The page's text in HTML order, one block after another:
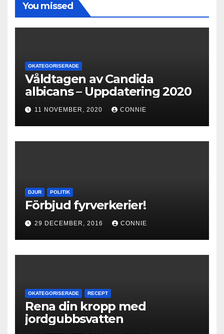
You missed
OKATEGORISERADE
Våldtagen av Candida
albicans – Uppdatering 2020
11 NOVEMBER, 2020 CONNIE
DJUR POLITIK
Förbjud fyrverkerier!
29 DECEMBER, 2016 CONNIE
OKATEGORISERADE RECEPT
Rena din kropp med
jordgubbsvatten